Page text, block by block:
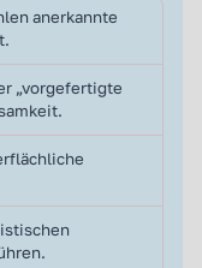
anerkannte
„vorgefertigte